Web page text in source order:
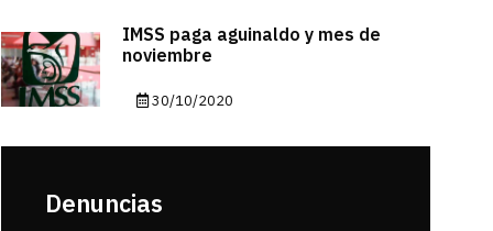
IMSS paga aguinaldo y mes de
noviembre
30/10/2020
Denuncias